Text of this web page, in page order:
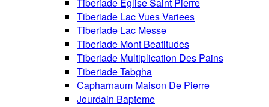
Tiberiade Eglise Saint Pierre
Tiberiade Lac Vues Variees
Tiberiade Lac Messe
Tiberiade Mont Beatitudes
Tiberiade Multiplication Des Pains
Tiberiade Tabgha
Capharnaum Maison De Pierre
Jourdain Bapteme